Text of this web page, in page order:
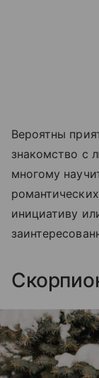
Вероятны
знакомство с
многому
инициативу